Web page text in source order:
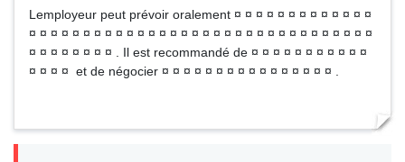
Lemployeur peut prévoir oralement ¤ ¤ ¤ ¤ ¤ ¤ ¤ ¤ ¤ ¤ ¤ ¤ ¤
¤ ¤ ¤ ¤ ¤ ¤ ¤ ¤ ¤ ¤ ¤ ¤ ¤ ¤ ¤ ¤ ¤ ¤ ¤ ¤ ¤ ¤ ¤ ¤ ¤ ¤ ¤ ¤ ¤ ¤ ¤ ¤
¤ ¤ ¤ ¤ ¤ ¤ ¤ ¤ . Il est recommandé de ¤ ¤ ¤ ¤ ¤ ¤ ¤ ¤ ¤ ¤ ¤
¤ ¤ ¤ ¤ et de négocier ¤ ¤ ¤ ¤ ¤ ¤ ¤ ¤ ¤ ¤ ¤ ¤ ¤ ¤ ¤ ¤ .